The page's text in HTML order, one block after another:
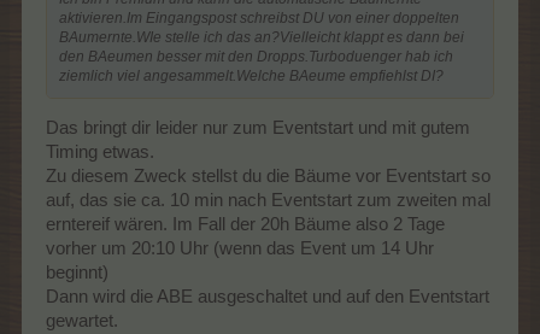
aktivieren.Im Eingangspost schreibst DU von einer doppelten
BAumernte.WIe stelle ich das an?Vielleicht klappt es dann bei
den BAeumen besser mit den Dropps.Turboduenger hab ich
ziemlich viel angesammelt.Welche BAeume empfiehlst DI?
Das bringt dir leider nur zum Eventstart und mit gutem
Timing etwas.
Zu diesem Zweck stellst du die Bäume vor Eventstart so
auf, das sie ca. 10 min nach Eventstart zum zweiten mal
erntereif wären. Im Fall der 20h Bäume also 2 Tage
vorher um 20:10 Uhr (wenn das Event um 14 Uhr
beginnt)
Dann wird die ABE ausgeschaltet und auf den Eventstart
gewartet.